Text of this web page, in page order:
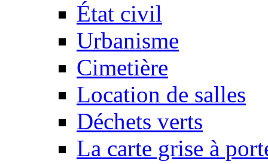
État civil
Urbanisme
Cimetière
Location de salles
Déchets verts
La carte grise à